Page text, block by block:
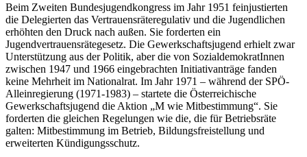
Beim Zweiten Bundesjugendkongress im Jahr 1951 feinjustierten
die Delegierten das Vertrauensräteregulativ und die Jugendlichen
erhöhten den Druck nach außen. Sie forderten ein
Jugendvertrauensrätegesetz. Die Gewerkschaftsjugend erhielt zwar
Unterstützung aus der Politik, aber die von SozialdemokratInnen
zwischen 1947 und 1966 eingebrachten Initiativanträge fanden
keine Mehrheit im Nationalrat. Im Jahr 1971 – während der SPÖ-
Alleinregierung (1971-1983) – startete die Österreichische
Gewerkschaftsjugend die Aktion „M wie Mitbestimmung“. Sie
forderten die gleichen Regelungen wie die, die für Betriebsräte
galten: Mitbestimmung im Betrieb, Bildungsfreistellung und
erweiterten Kündigungsschutz.